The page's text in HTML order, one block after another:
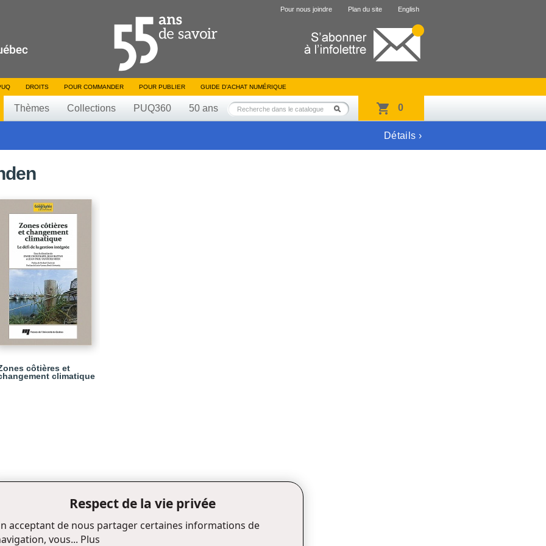
Pour nous joindre Plan du site English
DROITS POUR COMMANDER POUR PUBLIER GUIDE D’ACHAT NUMÉRIQUE
Thèmes Collections PUQ360 50 ans 0
Détails ›
côtières et
climatique
Respect de la vie privée
acceptant de nous partager certaines informations de
vous... Plus